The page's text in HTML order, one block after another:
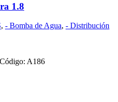
1.8
, - Bomba de Agua, - Distribución
Código: A186